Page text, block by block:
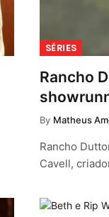
SÉRIES
Rancho
By Matheus
Rancho
Cavell,